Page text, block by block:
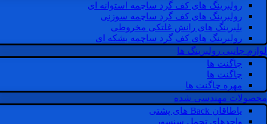
رولبرینگ های کف گرد ساچمه استوانه ای
رولبرینگ های کف گرد ساچمه سوزنی
بلبرینگ های رانش غلتکی مخروطی
رولبرینگ های کف گرد ساچمه بشکه ای
لوازم جانبی رولبرینگ ها
چاگنت ها
چاگنت ها
مهره چاگنت ها
محصولات مهندسی شده
یاطاقان Back های پشتی
واحدهای تحمل سنسور